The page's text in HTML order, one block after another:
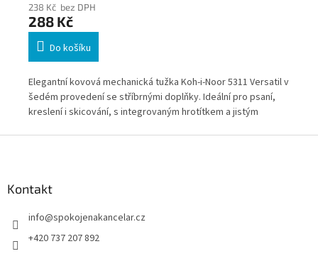
238 Kč bez DPH
288 Kč
Do košíku
Elegantní kovová mechanická tužka Koh-i-Noor 5311 Versatil v
šedém provedení se stříbrnými doplňky. Ideální pro psaní,
kreslení i skicování, s integrovaným hrotítkem a jistým
Kontakt
info@spokojenakancelar.cz
+420 737 207 892